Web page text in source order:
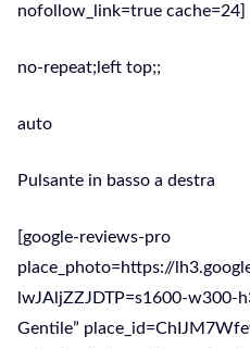
nofollow_link=true cache=24]
no-repeat;left top;;
auto
Pulsante in basso a destra
[google-reviews-pro
place_photo=https://
lwJAljZZJDTP=s1600-w300-
Gentile”